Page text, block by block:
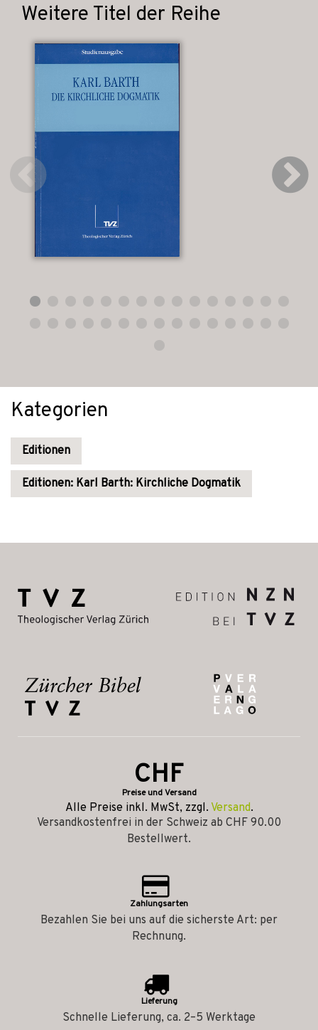
Weitere Titel der Reihe
Kategorien
Editionen
Editionen: Karl Barth: Kirchliche Dogmatik
CHF
Preise und Versand
Alle Preise inkl. MwSt, zzgl. Versand.
Versandkostenfrei in der Schweiz ab CHF 90.00
Bestellwert.
Zahlungsarten
Bezahlen Sie bei uns auf die sicherste Art: per
Rechnung.
Lieferung
Schnelle Lieferung, ca. 2–5 Werktage